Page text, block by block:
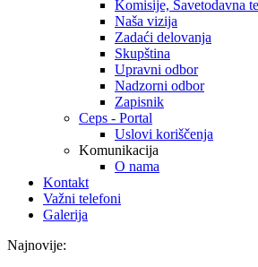
Komisije, Savetodavna
Naša vizija
Zadaći delovanja
Skupština
Upravni odbor
Nadzorni odbor
Zapisnik
Ceps - Portal
Uslovi koriščenja
Komunikacija
O nama
Kontakt
Važni telefoni
Galerija
Najnovije: